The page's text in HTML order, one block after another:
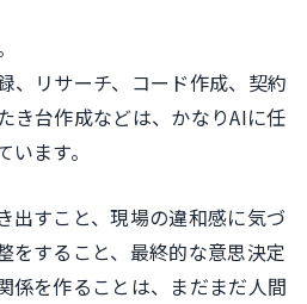
、リサーチ、コード作成、契約
き台作成などは、かなりAIに任
ます。
出すこと、現場の違和感に気づ
をすること、最終的な意思決定
係を作ることは、まだまだ人間